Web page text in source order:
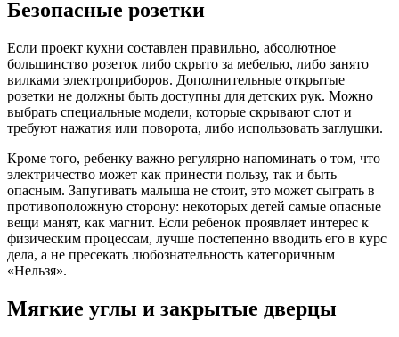
Безопасные розетки
Если проект кухни составлен правильно, абсолютное
большинство розеток либо скрыто за мебелью, либо занято
вилками электроприборов. Дополнительные открытые
розетки не должны быть доступны для детских рук. Можно
выбрать специальные модели, которые скрывают слот и
требуют нажатия или поворота, либо использовать заглушки.
Кроме того, ребенку важно регулярно напоминать о том, что
электричество может как принести пользу, так и быть
опасным. Запугивать малыша не стоит, это может сыграть в
противоположную сторону: некоторых детей самые опасные
вещи манят, как магнит. Если ребенок проявляет интерес к
физическим процессам, лучше постепенно вводить его в курс
дела, а не пресекать любознательность категоричным
«Нельзя».
Мягкие углы и закрытые дверцы